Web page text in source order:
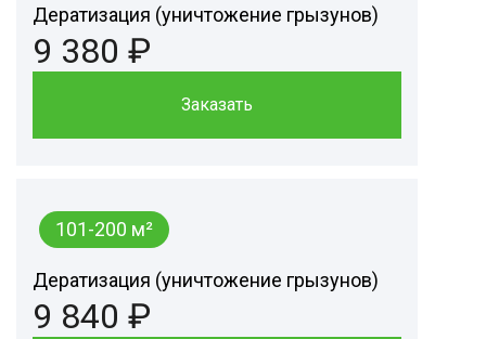
Дератизация (уничтожение грызунов)
9 380 ₽
Заказать
101-200 м²
Дератизация (уничтожение грызунов)
9 840 ₽